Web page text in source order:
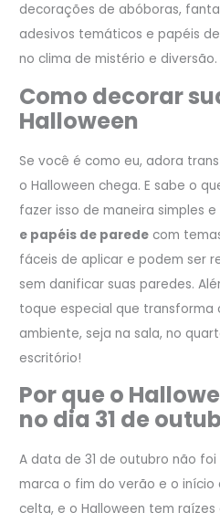
decorações de abóboras,
adesivos temáticos e papéis
no clima de mistério e diversão.
Como decorar
Halloween
Se você é como eu, adora
o Halloween chega. E sabe o
fazer isso de maneira simples
e papéis de parede com
fáceis de aplicar e podem ser
sem danificar suas paredes.
toque especial que
ambiente, seja na sala, no
escritório!
Por que o
no dia 31 de
A data de 31 de outubro não
marca o fim do verão e o
celta, e o Halloween tem